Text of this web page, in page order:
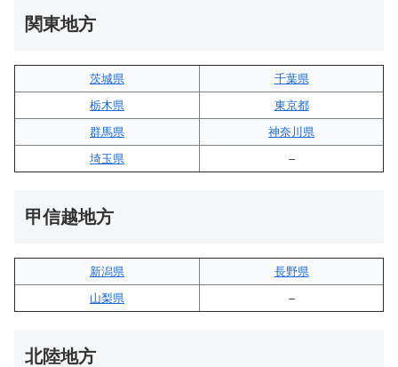
関東地方
茨城県
千葉県
栃木県
東京都
群馬県
神奈川県
埼玉県
–
甲信越地方
新潟県
長野県
山梨県
–
北陸地方